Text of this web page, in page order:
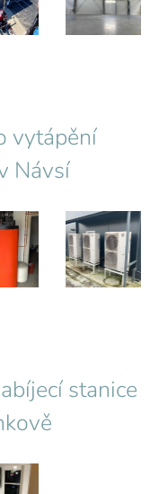
vytápění
Návsí
stanice